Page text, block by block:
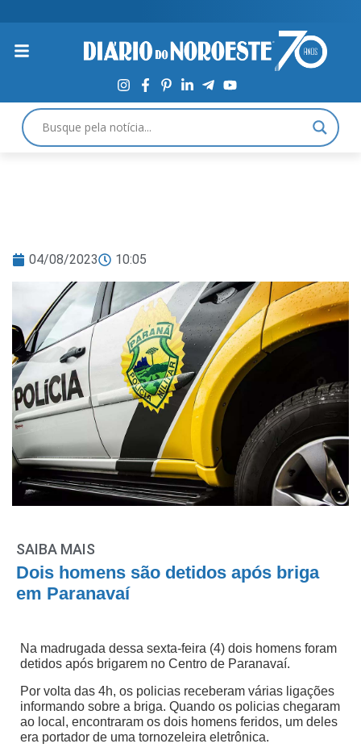
04/08/2023 10:05
SAIBA MAIS
Dois homens são detidos após briga
em Paranavaí
Na madrugada dessa sexta-feira (4) dois homens foram
detidos após brigarem no Centro de Paranavaí.
Por volta das 4h, os policias receberam várias ligações
informando sobre a briga. Quando os policias chegaram
ao local, encontraram os dois homens feridos, um deles
era portador de uma tornozeleira eletrônica.